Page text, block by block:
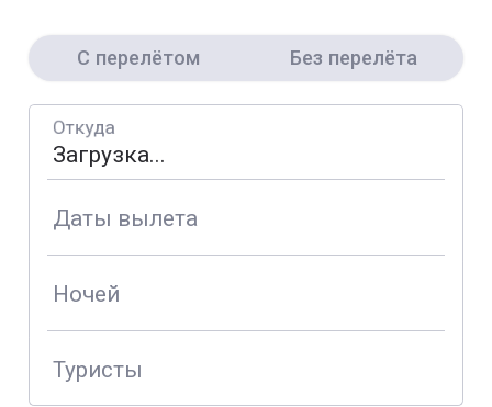
С перелётом Без перелёта
Откуда
Даты вылета
Ночей
Туристы